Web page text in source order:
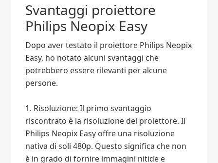
Svantaggi proiettore
Philips Neopix Easy
Dopo aver testato il proiettore Philips Neopix
Easy, ho notato alcuni svantaggi che
potrebbero essere rilevanti per alcune
persone.
1. Risoluzione: Il primo svantaggio
riscontrato è la risoluzione del proiettore. Il
Philips Neopix Easy offre una risoluzione
nativa di soli 480p. Questo significa che non
è in grado di fornire immagini nitide e